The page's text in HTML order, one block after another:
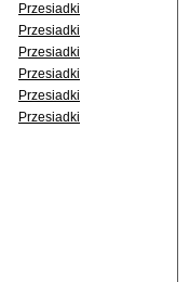
Przesiadki
Przesiadki
Przesiadki
Przesiadki
Przesiadki
Przesiadki